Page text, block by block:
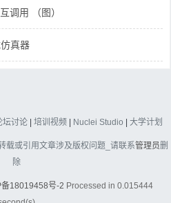
调用 （图）
真器
坛讨论 | 培训视频 | Nuclei Studio | 大学计划
载或引用文章涉及版权问题_请联系管理员删
除
18019458号-2 Processed in 0.015444